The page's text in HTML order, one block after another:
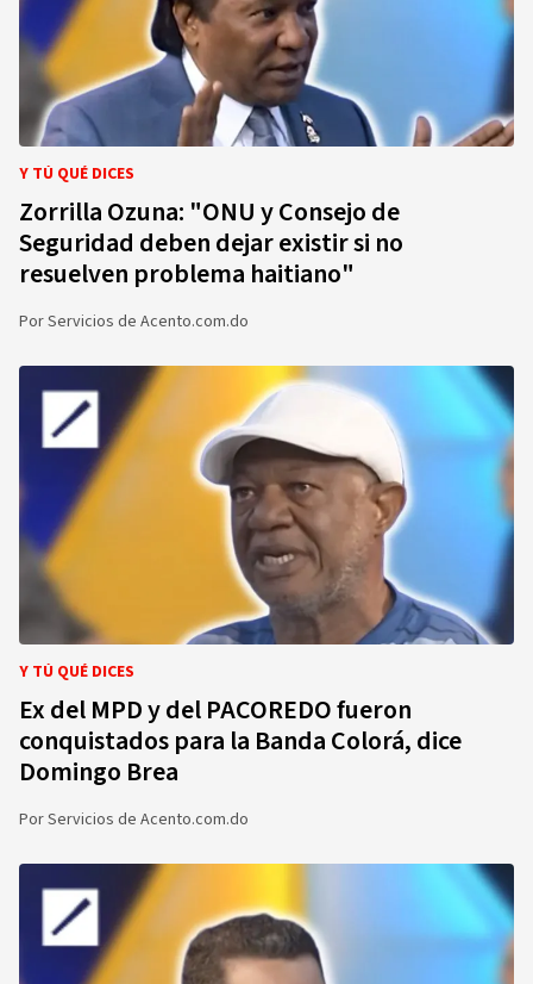
Y TÚ QUÉ DICES
Zorrilla Ozuna: "ONU y Consejo de
Seguridad deben dejar existir si no
resuelven problema haitiano"
PorServicios de Acento.com.do
Y TÚ QUÉ DICES
Ex del MPD y del PACOREDO fueron
conquistados para la Banda Colorá, dice
Domingo Brea
PorServicios de Acento.com.do